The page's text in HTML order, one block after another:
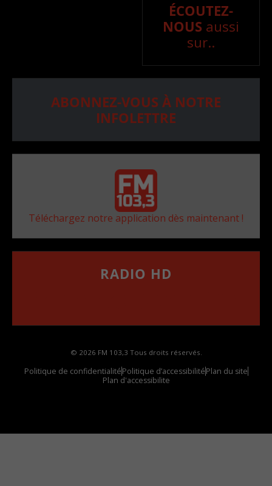
ÉCOUTEZ-
NOUS aussi
sur..
ABONNEZ-VOUS À NOTRE
INFOLETTRE
Téléchargez notre application dès maintenant !
RADIO HD
© 2026 FM 103,3 Tous droits réservés.
Politique de confidentialitéPolitique d’accessibilitéPlan du site
Plan d'accessibilite